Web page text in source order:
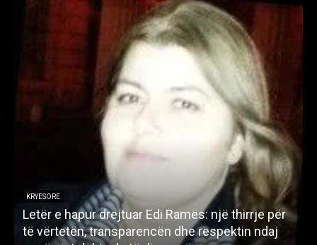
KRYESORE
Letër e hapur drejtuar Edi Ramës: një thirrje për
të vërtetën, transparencën dhe respektin ndaj